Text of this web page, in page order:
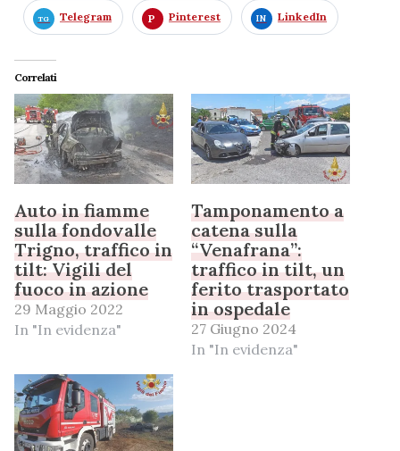
Telegram Pinterest LinkedIn
Correlati
Auto in fiamme
sulla fondovalle
Trigno, traffico in
tilt: Vigili del
fuoco in azione
29 Maggio 2022
In "In evidenza"
Tamponamento a
catena sulla
“Venafrana”:
traffico in tilt, un
ferito trasportato
in ospedale
27 Giugno 2024
In "In evidenza"